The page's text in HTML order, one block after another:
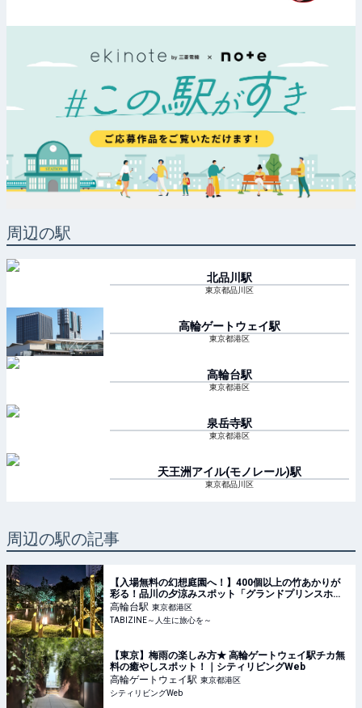
周辺の駅
北品川 駅
東京都品川区
高輪ゲートウェイ駅
東京都港区
高輪台駅
東京都港区
泉岳寺駅
東京都港区
天王洲アイル(モノレール)駅
東京都品川区
周辺の駅の記事
【入場無料の幻想庭園へ！】400個以上の竹あかりが
彩る！品川の夕涼みスポット「グランドプリンスホテ
ル高輪」を現地レビュー
高輪台駅 東京都港区
TABIZINE～人生に旅心を～
【東京】梅雨の楽しみ方★ 高輪ゲートウェイ駅チカ無
料の癒やしスポット！｜シティリビングWeb
高輪ゲートウェイ駅 東京都港区
シティリビングWeb